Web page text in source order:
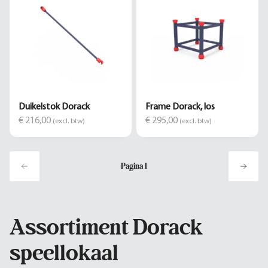
Duikelstok Dorack
€ 216,00 (excl. btw)
Frame Dorack, los
€ 295,00 (excl. btw)
Pagina1
Assortiment Dorack
speellokaal